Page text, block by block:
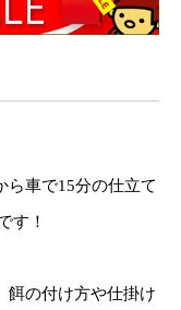
ら車で15分の仕立て
す！
餌の付け方や仕掛け